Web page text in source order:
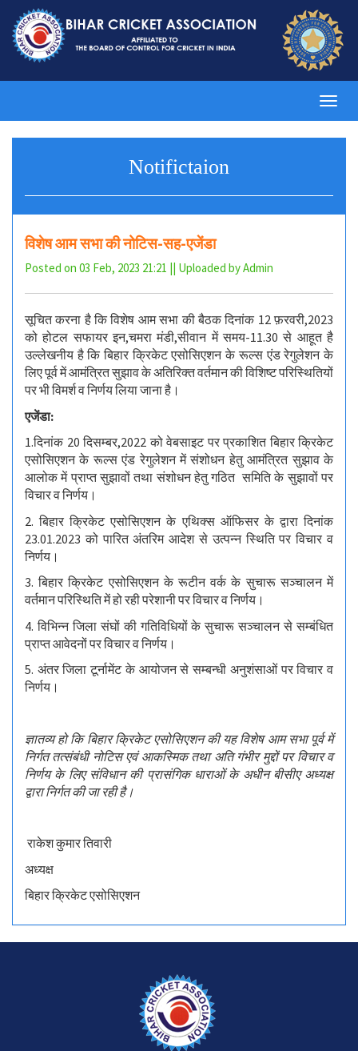
Notifictaion
विशेष आम सभा की नोटिस-सह-एजेंडा
Posted on 03 Feb, 2023 21:21 || Uploaded by Admin
सूचित करना है कि विशेष आम सभा की बैठक दिनांक 12 फ़रवरी,2023
को होटल सफायर इन,चमरा मंडी,सीवान में समय-11.30 से आहूत है
उल्लेखनीय है कि बिहार क्रिकेट एसोसिएशन के रूल्स एंड रेगुलेशन के
लिए पूर्व में आमंत्रित सुझाव के अतिरिक्त वर्तमान की विशिष्ट परिस्थितियों
पर भी विमर्श व निर्णय लिया जाना है।
एजेंडा:
1.दिनांक 20 दिसम्बर,2022 को वेबसाइट पर प्रकाशित बिहार क्रिकेट
एसोसिएशन के रूल्स एंड रेगुलेशन में संशोधन हेतु आमंत्रित सुझाव के
आलोक में प्राप्त सुझावों तथा संशोधन हेतु गठित समिति के सुझावों पर
विचार व निर्णय।
2. बिहार क्रिकेट एसोसिएशन के एथिक्स ऑफिसर के द्वारा दिनांक
23.01.2023 को पारित अंतरिम आदेश से उत्पन्न स्थिति पर विचार व
निर्णय।
3. बिहार क्रिकेट एसोसिएशन के रूटीन वर्क के सुचारू सञ्चालन में
वर्तमान परिस्थिति में हो रही परेशानी पर विचार व निर्णय।
4. विभिन्न जिला संघों की गतिविधियों के सुचारू सञ्चालन से सम्बंधित
प्राप्त आवेदनों पर विचार व निर्णय।
5. अंतर जिला टूर्नामेंट के आयोजन से सम्बन्धी अनुशंसाओं पर विचार व
निर्णय।
ज्ञातव्य हो कि बिहार क्रिकेट एसोसिएशन की यह विशेष आम सभा पूर्व में
निर्गत तत्संबंधी नोटिस एवं आकस्मिक तथा अति गंभीर मुद्दों पर विचार व
निर्णय के लिए संविधान की प्रासंगिक धाराओं के अधीन बीसीए अध्यक्ष
द्वारा निर्गत की जा रही है।
राकेश कुमार तिवारी
अध्यक्ष
बिहार क्रिकेट एसोसिएशन